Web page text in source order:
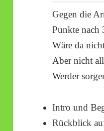
Gegen die
Punkte nach
Wäre da
Aber nicht
Werder
Intro und
Rückblick